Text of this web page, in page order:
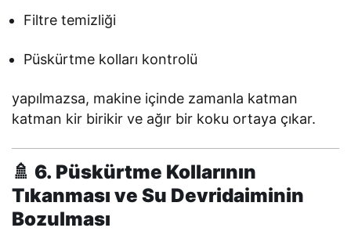
Filtre temizliği
Püskürtme kolları kontrolü
yapılmazsa, makine içinde zamanla katman
katman kir birikir ve ağır bir koku ortaya çıkar.
🚿 6. Püskürtme Kollarının
Tıkanması ve Su Devridaiminin
Bozulması